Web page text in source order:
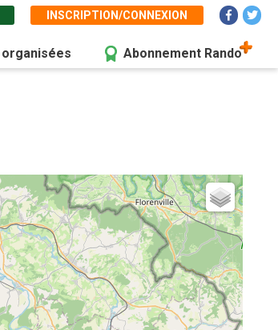
INSCRIPTION/CONNEXION
organisées Abonnement Rando